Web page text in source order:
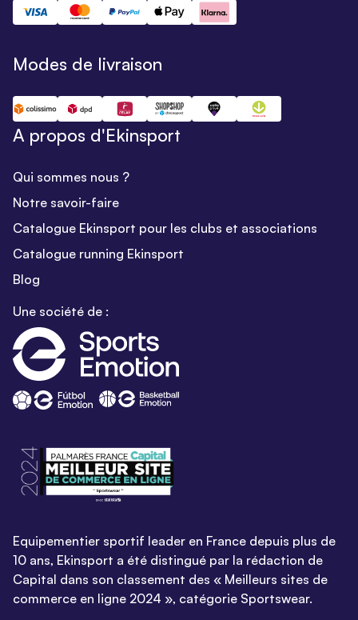
Modes de livraison
A propos d'Ekinsport
Qui sommes nous ?
Notre savoir-faire
Catalogue Ekinsport pour les clubs et associations
Catalogue running Ekinsport
Blog
Une société de :
Equipementier sportif leader en France depuis plus de
10 ans, Ekinsport a été distingué par la rédaction de
Capital dans son classement des « Meilleurs sites de
commerce en ligne 2024 », catégorie Sportswear.